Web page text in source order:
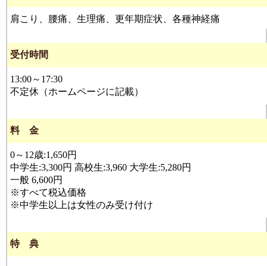
肩こり、腰痛、生理痛、更年期症状、各種神経痛
受付時間
13:00～17:30
不定休（ホームページに記載）
料 金
0～12歳:1,650円
中学生:3,300円 高校生:3,960 大学生:5,280円
一般 6,600円
※すべて税込価格
※中学生以上は女性のみ受け付け
特 典